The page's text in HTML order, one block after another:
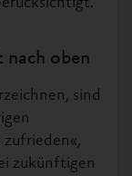
nach oben
sind
zukünftigen